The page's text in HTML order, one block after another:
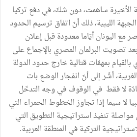
الأخيرة ساهمت، دون شكّ، في دفع تركيا
الليبية، ذلك أنّ اتفاق ترسيم الحدود
مع اليونان أيّاما معدودة قبل إعلان
بعد تصويت البرلمان المصري بالإجماع على
بمهمّات قتالية خارج حدود الدولة
أشّر إلى أنّ انفجار الوضع بات
لا فقط في الوقوف في وجه التدخّل
لا سيما إذا تجاوز الخطوط الحمراء التي
تنفيذ استراتيجية التطويق التي
التركية في المنطقة العربية.